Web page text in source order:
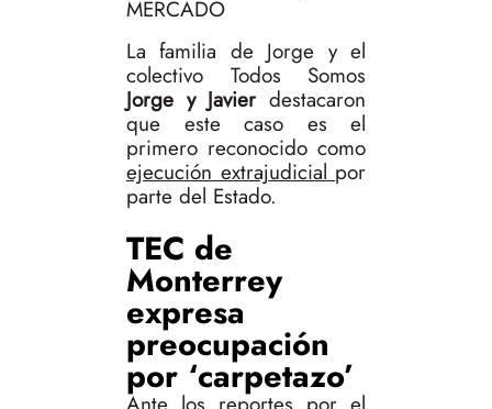
MERCADO
La familia de Jorge y el
colectivo Todos Somos
Jorge y Javier destacaron
que este caso es el
primero reconocido como
ejecución extrajudicial por
parte del Estado.
TEC de
Monterrey
expresa
preocupación
por ‘carpetazo’